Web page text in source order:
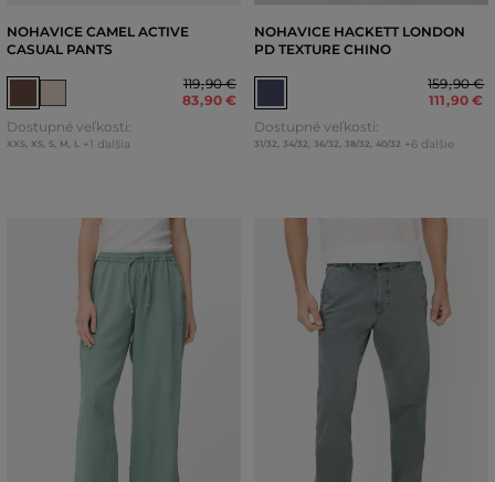
NOHAVICE CAMEL ACTIVE
CASUAL PANTS
119,90 €
83,90 €
Dostupné veľkosti:
XXS, XS, S, M, L +1 ďalšia
NOHAVICE HACKETT LONDON
PD TEXTURE CHINO
159,90 €
111,90 €
Dostupné veľkosti:
31/32, 34/32, 36/32, 38/32, 40/32 +6 ďalšie